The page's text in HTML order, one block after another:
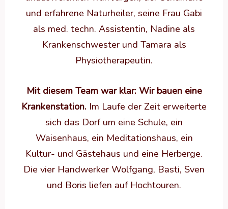
und erfahrene Naturheiler, seine Frau Gabi
als med. techn. Assistentin, Nadine als
Krankenschwester und Tamara als
Physiotherapeutin.
Mit diesem Team war klar: Wir bauen eine
Krankenstation. Im Laufe der Zeit erweiterte
sich das Dorf um eine Schule, ein
Waisenhaus, ein Meditationshaus, ein
Kultur- und Gästehaus und eine Herberge.
Die vier Handwerker Wolfgang, Basti, Sven
und Boris liefen auf Hochtouren.